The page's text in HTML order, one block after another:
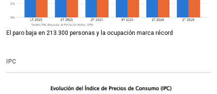
El paro baja en 213.300 personas y la ocupación marca récord
IPC